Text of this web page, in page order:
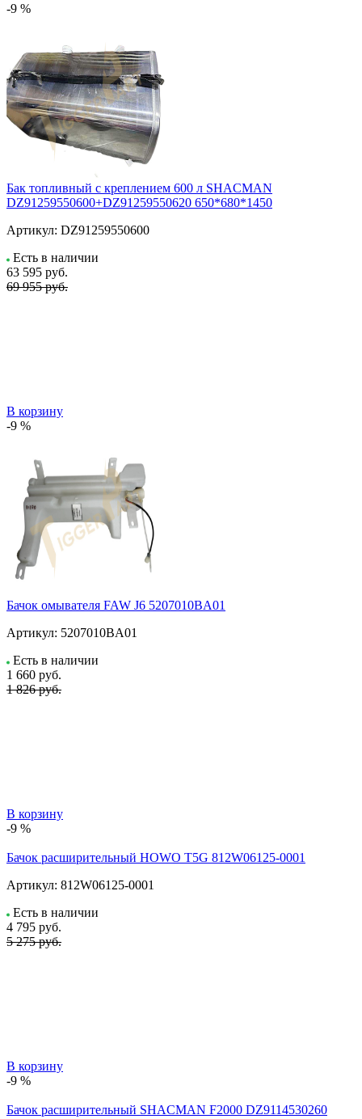
-9 %
Бак топливный с креплением 600 л SHACMAN
DZ91259550600+DZ91259550620 650*680*1450
Артикул: DZ91259550600
Есть в наличии
63 595 руб.
69 955 руб.
В корзину
-9 %
Бачок омывателя FAW J6 5207010BA01
Артикул: 5207010BA01
Есть в наличии
1 660 руб.
1 826 руб.
В корзину
-9 %
Бачок расширительный HOWO T5G 812W06125-0001
Артикул: 812W06125-0001
Есть в наличии
4 795 руб.
5 275 руб.
В корзину
-9 %
Бачок расширительный SHACMAN F2000 DZ9114530260